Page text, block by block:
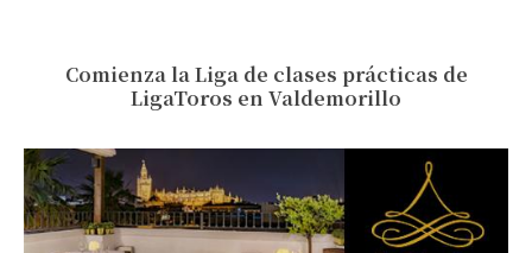
Comienza la Liga de clases prácticas de
LigaToros en Valdemorillo